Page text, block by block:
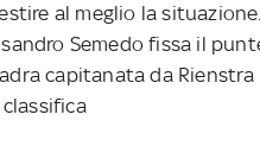
al meglio la
Semedo fissa il
capitanata da